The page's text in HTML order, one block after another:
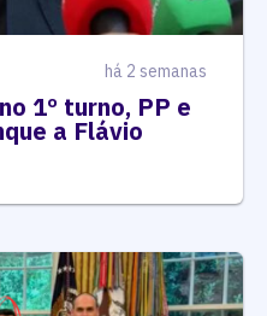
há 2 semanas
1º turno, PP e
a Flávio